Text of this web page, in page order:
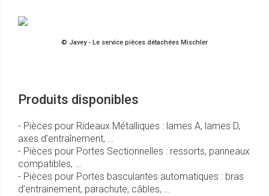
© Javey - Le service pièces détachées Mischler
Produits disponibles
- Pièces pour Rideaux Métalliques : lames A, lames D,
axes d’entraînement, …
- Pièces pour Portes Sectionnelles : ressorts, panneaux
compatibles, …
- Pièces pour Portes basculantes automatiques : bras
d’entrainement, parachute, câbles, …